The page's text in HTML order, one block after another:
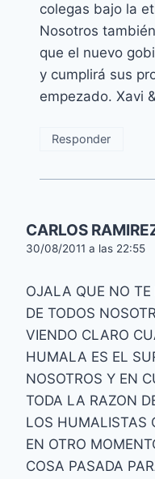
colegas bajo la
Nosotros
que el nuevo
y cumplirá sus
empezado. Xavi
Responder
CARLOS
30/08/2011 a las 22:55
OJALA QUE NO TE
DE TODOS
VIENDO CLARO
HUMALA ES EL
NOSOTROS Y EN
TODA LA RAZON
LOS HUMALISTAS
EN OTRO
COSA PASADA